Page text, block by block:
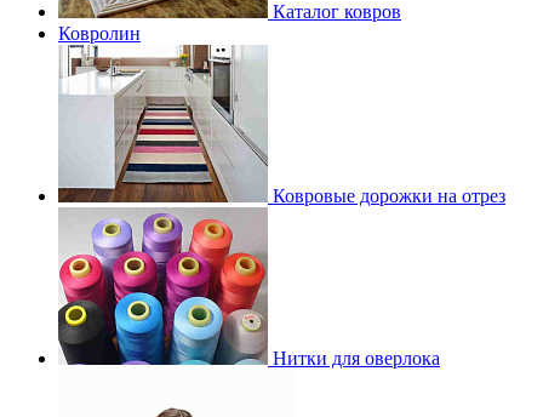
Каталог ковров
Ковролин
Ковровые дорожки на отрез
Нитки для оверлока